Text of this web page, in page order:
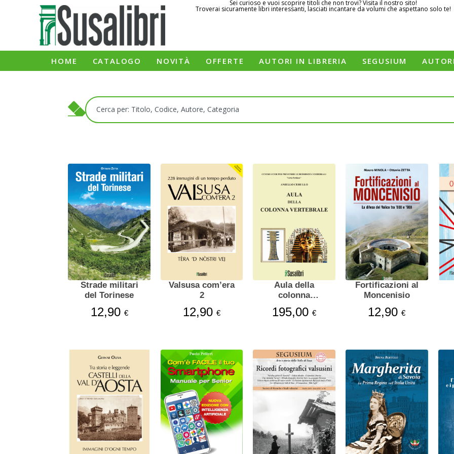
Sei curioso e vuoi scoprire titoli che non trovi? Visita il nostro sito!
Troverai sicuramente libri interessanti, lasciati incantare da volumi che aspettano solo te!
HOME CATALOGO NOVITÀ OFFERTE AUTORI IN LIBRERIA SEGUSIUM
Strade militari
del Torinese
12,90 €
Valsusa com’era
2
12,90€
Aula della
colonna
vertebrale
195,00€
Fortificazioni al
Moncenisio
12,90€